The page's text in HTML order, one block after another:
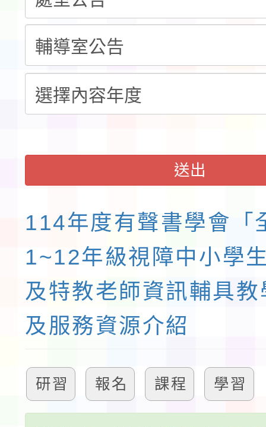
域)，申請變更地點
會活動流程表
函轉桃園市童軍會辦理
童軍小隊長訓練營活動
送出
114年度有聲書學會「
1~12年級視障中小學
及特教老師資訊輔具
及服務資源介紹
研習 報名 課程 學習